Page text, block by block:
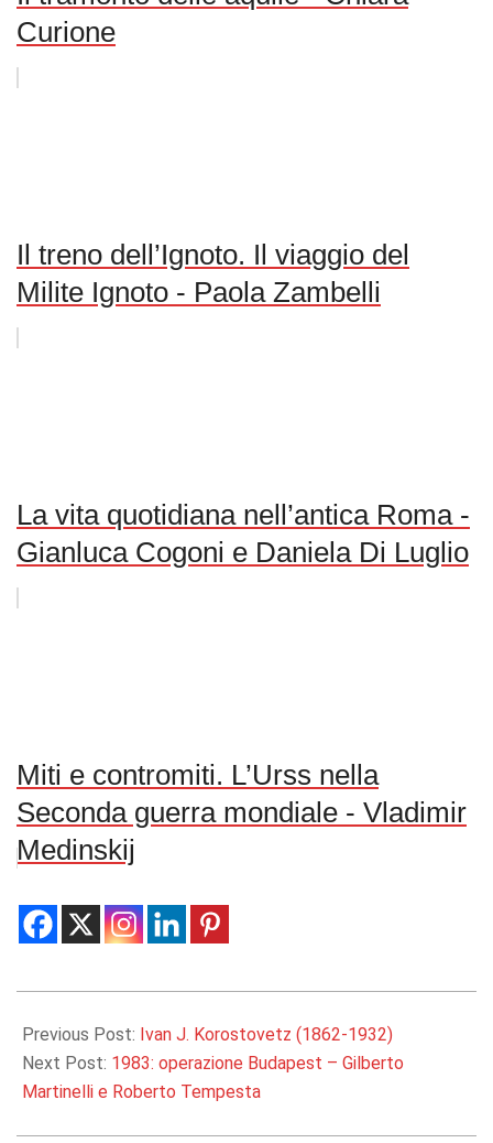
Curione
Il treno dell’Ignoto. Il viaggio del
Milite Ignoto - Paola Zambelli
La vita quotidiana nell’antica Roma -
Gianluca Cogoni e Daniela Di Luglio
Miti e contromiti. L’Urss nella
Seconda guerra mondiale - Vladimir
Medinskij
03-
26
Previous Post: Ivan J. Korostovetz (1862-1932)
Next Post: 1983: operazione Budapest – Gilberto
Martinelli e Roberto Tempesta